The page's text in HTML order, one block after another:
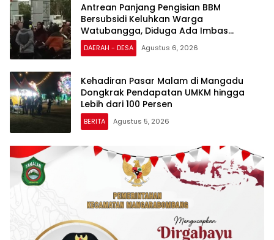
Antrean Panjang Pengisian BBM
Bersubsidi Keluhkan Warga
Watubangga, Diduga Ada Imbas
Kendaraan Bertangki Modifikasi
DAERAH - DESA Agustus 6, 2026
Kehadiran Pasar Malam di Mangadu
Dongkrak Pendapatan UMKM hingga
Lebih dari 100 Persen
BERITA Agustus 5, 2026